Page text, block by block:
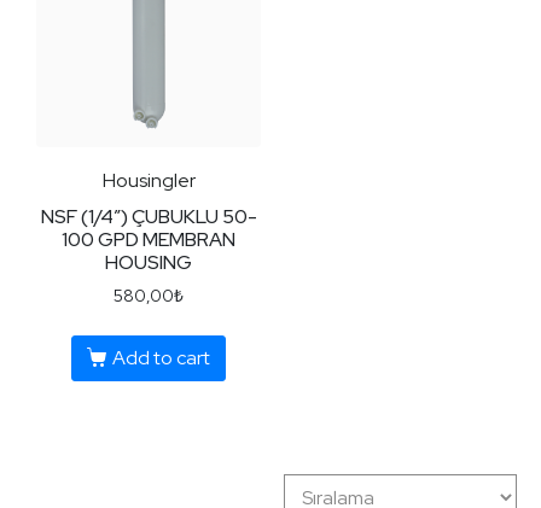
Housingler
NSF (1/4″) ÇUBUKLU 50-
100 GPD MEMBRAN
HOUSING
580,00₺
Add to cart